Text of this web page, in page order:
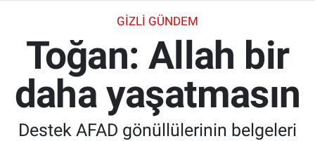
GIZLI GÜNDEM
Toğan: Allah bir
daha yaşatmasın
Destek AFAD gönüllülerinin belgeleri
Gizli Gündem
Belediye
İstanbul Hava Durumu
İstanbul Namaz Vakitleri
İstanbul Trafik Yoğunluk Haritası
Süper Lig Puan Durumu ve Fikstür